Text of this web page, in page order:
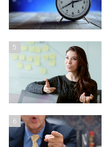
5
6